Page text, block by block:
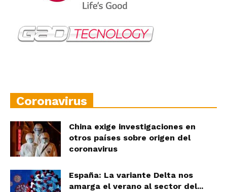
Coronavirus
China exige investigaciones en
otros países sobre origen del
coronavirus
España: La variante Delta nos
amarga el verano al sector del...